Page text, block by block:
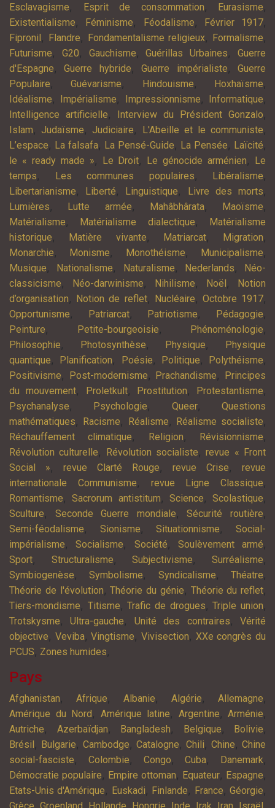
Esclavagisme, Esprit de consommation, Eurasisme,
Existentialisme, Féminisme, Féodalisme, Février 1917,
Fipronil , Flandre, Fondamentalisme religieux, Formalisme,
Futurisme, G20, Gauchisme,Guérillas Urbaines,Guerre
d'Espagne,Guerre hybride,Guerre impérialiste,Guerre
Populaire,Guévarisme, Hindouisme, Hoxhaïsme,
Idéalisme, Impérialisme, Impressionnisme, Informatique,
Intelligence artificielle, Interview du Président Gonzalo,
Islam, Judaïsme, Judiciaire, L'Abeille et le communiste,
L’espace, La falsafa, La Pensé-Guide, La Pensée, Laïcité,
le « ready made », Le Droit, Le génocide arménien,
Le
temps, Les communes populaires, Libéralisme,
Libertarianisme, Liberté, Linguistique, Livre des morts,
Lumières, Lutte armée, Mahâbhârata, Maoïsme,
Matérialisme, Matérialisme dialectique,
Matérialisme
historique, Matière vivante, Matriarcat, Migration,
Monarchie, Monisme, Monothéisme, Municipalisme,
Musique, Nationalisme, Naturalisme, Nederlands,
Néo-
classicisme, Néo-darwinisme, Nihilisme, Noël ,
Notion
d’organisation, Notion de reflet, Nucléaire, Octobre 1917,
Opportunisme, Patriarcat, Patriotisme, Pédagogie,
Peinture, Petite-bourgeoisie, Phénoménologie,
Philosophie, Photosynthèse, Physique,
Physique
quantique, Planification, Poésie, Politique, Polythéisme,
Positivisme, Post-modernisme, Prachandisme,
Principes
du mouvement, Proletkult, Prostitution, Protestantisme,
Psychanalyse, Psychologie, Queer,Questions
mathématiques, Racisme, Réalisme, Réalisme socialiste,
Réchauffement climatique, Religion, Révisionnisme,
Révolution culturelle, Révolution socialiste,revue « Front
Social », revue Clarté Rouge, revue Crise, revue
internationale Communisme, revue Ligne Classique,
Romantisme,Sacrorum antistitum, Science, Scolastique,
Sculture, Seconde Guerre mondiale,Sécurité routière,
Semi-féodalisme, Sionisme,Situationnisme,Social-
impérialisme,Socialisme, Société, Soulèvement armé,
Sport, Structuralisme,Subjectivisme,Surréalisme,
Symbiogenèse,Symbolisme, Syndicalisme,Théatre,
Théorie de l'évolution,Théorie du génie, Théorie du reflet,
Tiers-mondisme, Titisme,Trafic de drogues,Triple union,
Trotskysme,Ultra-gauche, Unité des contraires,Vérité
objective, Veviba,Vingtisme,Vivisection, XXe congrès du
PCUS, Zones humides,
Pays
Afghanistan, Afrique, Albanie, Algérie, Allemagne,
Amérique du Nord , Amérique latine, Argentine, Arménie,
Autriche, Azerbaïdjan, Bangladesh, Belgique, Bolivie,
Brésil , Bulgarie, Cambodge, Catalogne, Chili, Chine, Chine
social-fasciste, Colombie, Congo,Cuba, Danemark,
Démocratie populaire, Empire ottoman, Equateur, Espagne,
Etats-Unis d'Amérique, Euskadi, Finlande, France,Géorgie,